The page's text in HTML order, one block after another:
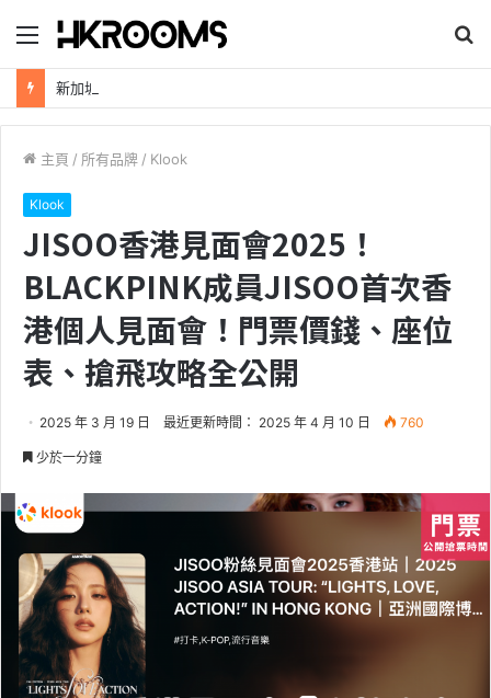
目
錄
尋
主頁 / 所有品牌 / Klook
Klook
JISOO香港見面會2025！
BLACKPINK成員JISOO首次香
港個人見面會！門票價錢、座位
表、搶飛攻略全公開
2025 年 3 月 19 日 最近更新時間： 2025 年 4 月 10 日 760
少於一分鐘